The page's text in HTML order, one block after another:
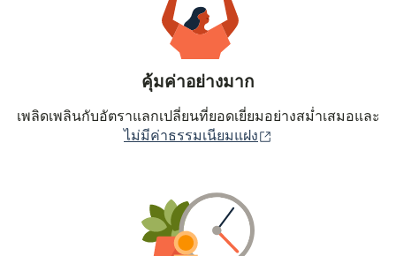
คุ้มค่าอย่างมาก
เพลิดเพลินกับอัตราแลกเปลี่ยนที่ยอดเยี่ยมอย่างสม่ำเสมอและ
ไม่มีค่าธรรมเนียมแฝง